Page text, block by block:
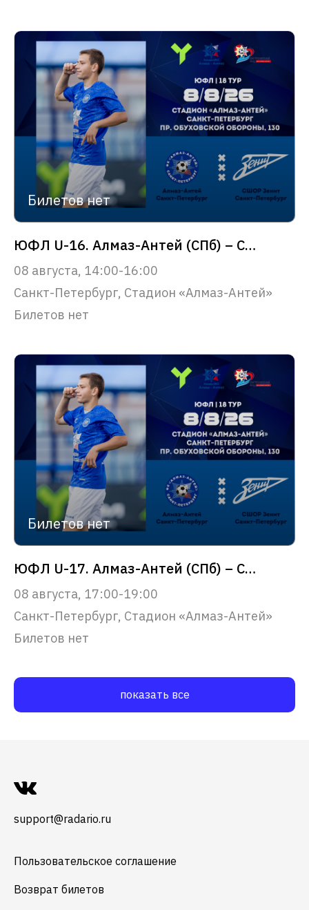
Билетов нет
ЮФЛ U-16. Алмаз-Антей (СПб) – СШОР Зенит (СПб)
08 августа, 14:00-16:00
Санкт-Петербург, Стадион «Алмаз-Антей»
Билетов нет
Билетов нет
ЮФЛ U-17. Алмаз-Антей (СПб) – СШОР Зенит (СПб)
08 августа, 17:00-19:00
Санкт-Петербург, Стадион «Алмаз-Антей»
Билетов нет
показать все
support@radario.ru
Пользовательское соглашение
Возврат билетов